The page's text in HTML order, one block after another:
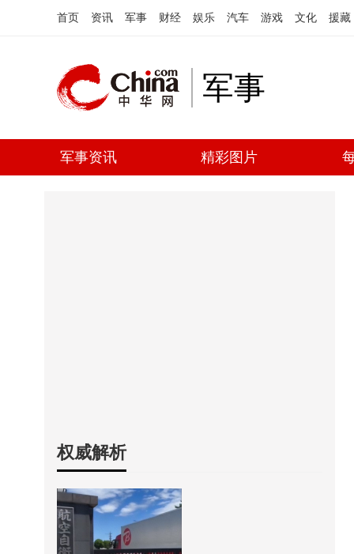
首页 资讯 军事 财经 娱乐 汽车 游戏 文化 援藏
军事
军事资讯 精彩图片
权威解析